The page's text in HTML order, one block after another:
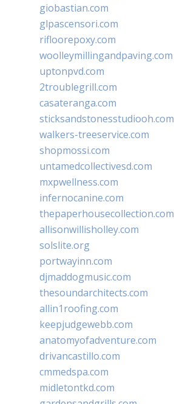
giobastian.com
glpascensori.com
rifloorepoxy.com
woolleymillingandpaving.com
uptonpvd.com
2troublegrill.com
casateranga.com
sticksandstonesstudiooh.com
walkers-treeservice.com
shopmossi.com
untamedcollectivesd.com
mxpwellness.com
infernocanine.com
thepaperhousecollection.com
allisonwillisholley.com
solslite.org
portwayinn.com
djmaddogmusic.com
thesoundarchitects.com
allin1roofing.com
keepjudgewebb.com
anatomyofadventure.com
drivancastillo.com
cmmedspa.com
midletontkd.com